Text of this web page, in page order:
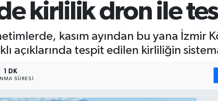
kirlilik dron ile
kasım ayından bu yana İzmir
açıklarında tespit edilen kirliliğin
1 DK
SÜRESI